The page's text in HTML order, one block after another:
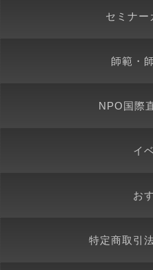
セミナー
師範・
NPO国際
イ
お
特定商取引